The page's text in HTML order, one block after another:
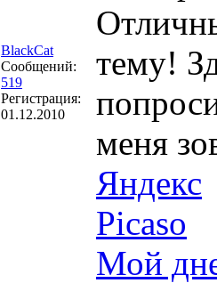
BlackCat
Сообщений:
519
Регистрация:
01.12.2010
тему!
меня
Яндекс
Picaso
Мой